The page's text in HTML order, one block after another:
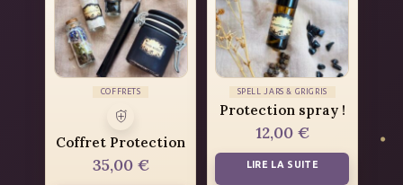
COFFRETS
Coffret Protection
35,00 €
SPELL JARS & GRIGRIS
Protection spray !
12,00 €
LIRE LA SUITE